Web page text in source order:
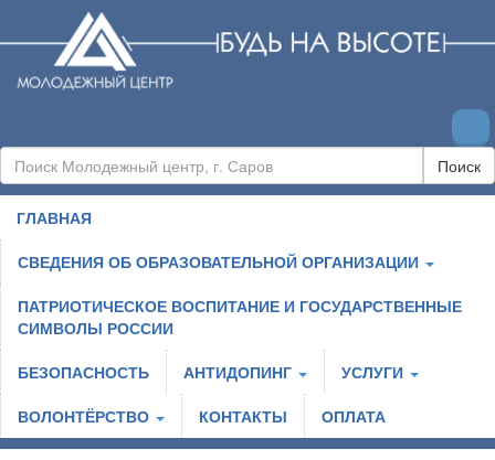
Поиск
ГЛАВНАЯ
СВЕДЕНИЯ ОБ ОБРАЗОВАТЕЛЬНОЙ ОРГАНИЗАЦИИ
ПАТРИОТИЧЕСКОЕ ВОСПИТАНИЕ И ГОСУДАРСТВЕННЫЕ
СИМВОЛЫ РОССИИ
БЕЗОПАСНОСТЬ
АНТИДОПИНГ
УСЛУГИ
ВОЛОНТЁРСТВО
КОНТАКТЫ ОПЛАТА